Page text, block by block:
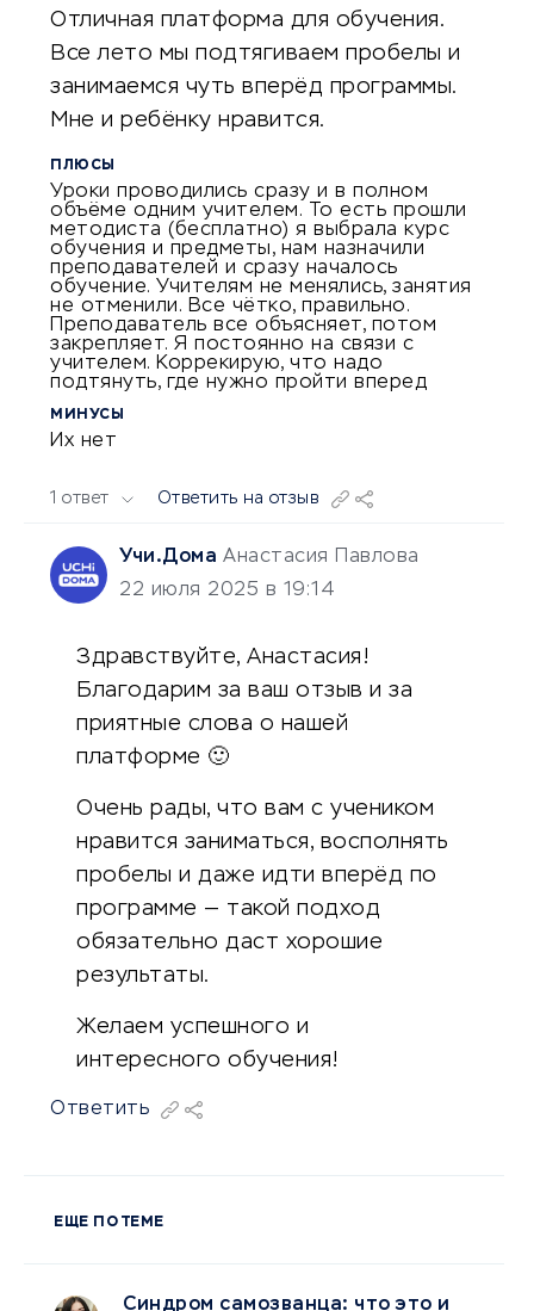
Отличная платформа для обучения.
Все лето мы подтягиваем пробелы и
занимаемся чуть вперёд программы.
Мне и ребёнку нравится.
ПЛЮСЫ
Уроки проводились сразу и в полном
объёме одним учителем. То есть прошли
методиста (бесплатно) я выбрала курс
обучения и предметы, нам назначили
преподавателей и сразу началось
обучение. Учителям не менялись, занятия
не отменили. Все чётко, правильно.
Преподаватель все объясняет, потом
закрепляет. Я постоянно на связи с
учителем. Коррекирую, что надо
подтянуть, где нужно пройти вперед
МИНУСЫ
Их нет
1 ответ Ответить на отзыв
Учи.Дома Анастасия Павлова
22 июля 2025 в 19:14
Здравствуйте, Анастасия!
Благодарим за ваш отзыв и за
приятные слова о нашей
платформе 🙂
Очень рады, что вам с учеником
нравится заниматься, восполнять
пробелы и даже идти вперёд по
программе — такой подход
обязательно даст хорошие
результаты.
Желаем успешного и
интересного обучения!
Ответить
ЕЩЕ ПО ТЕМЕ
Синдром самозванца: что это и